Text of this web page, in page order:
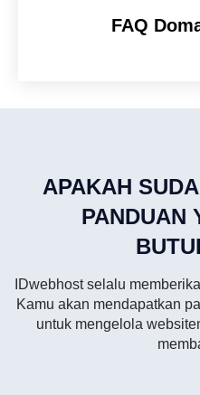
FAQ
APAKAH
PANDUAN
IDwebhost selalu
Kamu akan mendapatkan
untuk mengelola